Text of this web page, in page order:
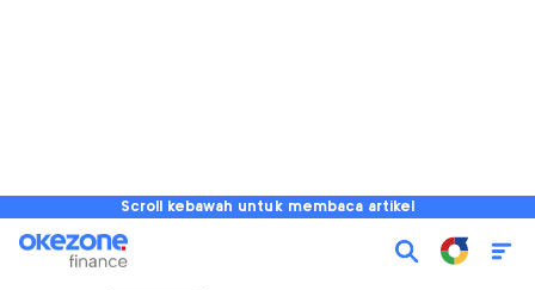
Scroll kebawah untuk membaca artikel